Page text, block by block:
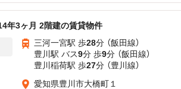
年3ヶ月 2階建の賃貸物件
三河一宮駅 歩28分 （飯田線）
豊川駅 バス9分 歩9分 （飯田線）
豊川稲荷駅 歩27分 （豊川線）
愛知県豊川市大橋町１